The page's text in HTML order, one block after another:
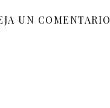
UN COMENTARIO